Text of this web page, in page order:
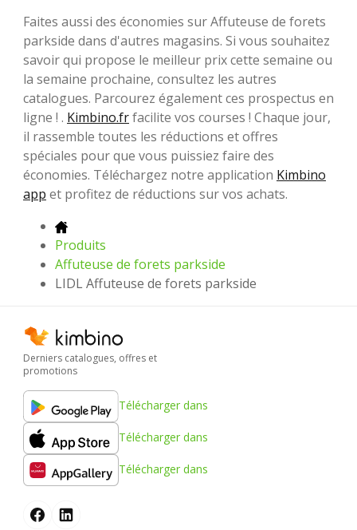
Faites aussi des économies sur Affuteuse de forets
parkside dans d'autres magasins. Si vous souhaitez
savoir qui propose le meilleur prix cette semaine ou
la semaine prochaine, consultez les autres
catalogues. Parcourez également ces prospectus en
ligne ! . Kimbino.frfacilite vos courses ! Chaque jour,
il rassemble toutes les réductions et offres
spéciales pour que vous puissiez faire des
économies. Téléchargez notre application Kimbino
app et profitez de réductions sur vos achats.
Produits
Affuteuse de forets parkside
LIDL Affuteuse de forets parkside
Derniers catalogues, offres et
promotions
Télécharger dans
Télécharger dans
Télécharger dans